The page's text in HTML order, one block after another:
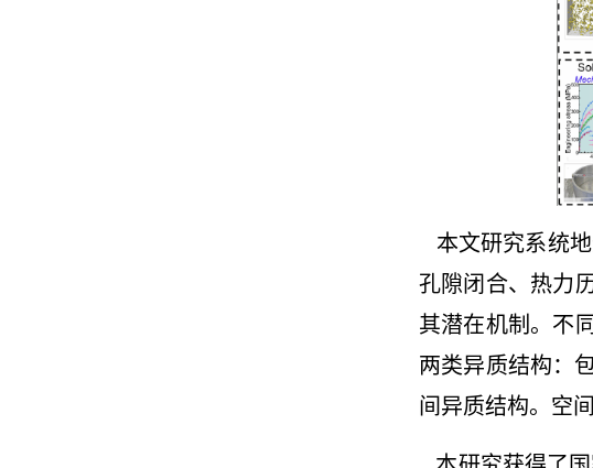
本文研究系统
孔隙闭合、热力
其潜在机制。不
两类异质结构：
间异质结构。空